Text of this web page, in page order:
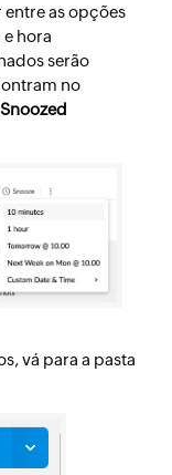
as opções
hora
serão
no
Snoozed
vá para a pasta